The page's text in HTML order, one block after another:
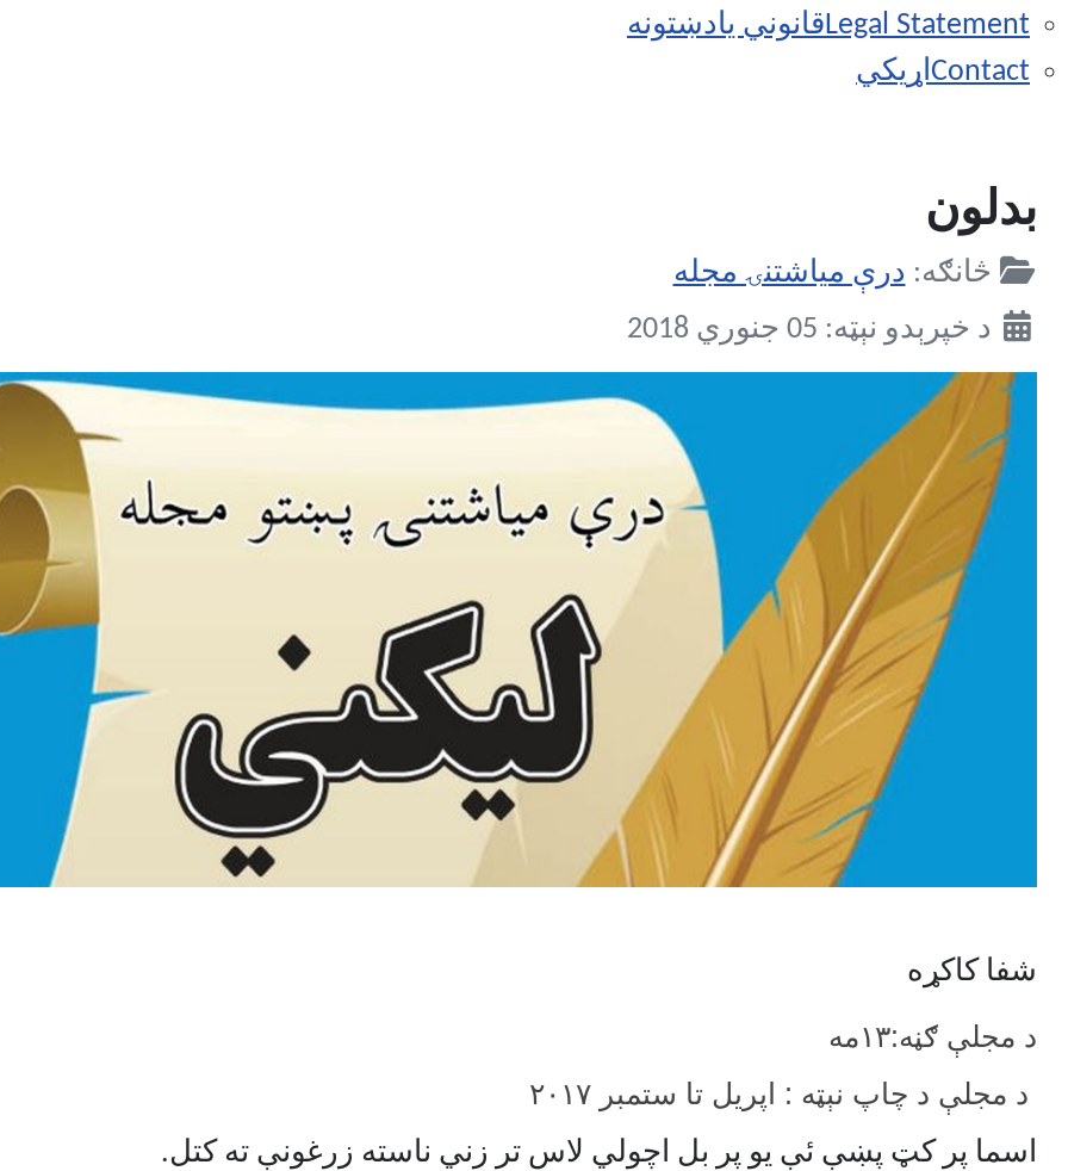
Legal Statementقانوني يادښتونه
Contactاړيکي
بدلون
Detailsڅانګه: درې مياشتنۍ مجله
د خپرېدو نېټه: 05 جنوري 2018
شفا کاکړه
د مجلې ګڼه:۱۳مه
د مجلې د چاپ نېټه :
اپريل تا ستمبر ۲۰۱۷
اسما پر کټ پښې ئې يو پر بل اچولي لاس تر زني ناسته زرغونې ته کتل.